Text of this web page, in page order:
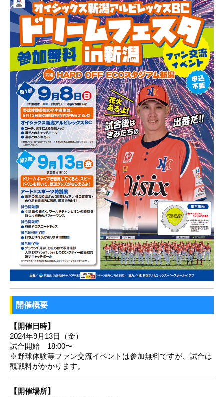
開催概要
【開催日時】
2024年9月13日（金）
試合開始 18:00〜
※野球体験等ファン交流イベントは参加無料ですが、試合は
観戦料がかかります。
【開催場所】